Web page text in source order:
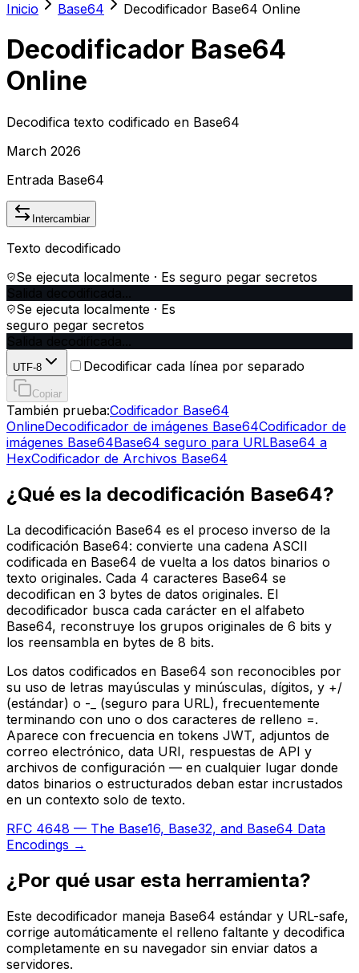
Inicio Base64 Decodificador Base64 Online
Decodificador Base64
Online
Decodifica texto codificado en Base64
March 2026
Entrada Base64
Intercambiar
Texto decodificado
Se ejecuta localmente · Es seguro pegar secretos
Se ejecuta localmente · Es
seguro pegar secretos
UTF-8 Decodificar cada línea por separado
Copiar
También prueba:Codificador Base64
OnlineDecodificador de imágenes Base64Codificador de
imágenes Base64Base64 seguro para URLBase64 a
HexCodificador de Archivos Base64
¿Qué es la decodificación Base64?
La decodificación Base64 es el proceso inverso de la
codificación Base64: convierte una cadena ASCII
codificada en Base64 de vuelta a los datos binarios o
texto originales. Cada 4 caracteres Base64 se
decodifican en 3 bytes de datos originales. El
decodificador busca cada carácter en el alfabeto
Base64, reconstruye los grupos originales de 6 bits y
los reensambla en bytes de 8 bits.
Los datos codificados en Base64 son reconocibles por
su uso de letras mayúsculas y minúsculas, dígitos, y +/
(estándar) o -_ (seguro para URL), frecuentemente
terminando con uno o dos caracteres de relleno =.
Aparece con frecuencia en tokens JWT, adjuntos de
correo electrónico, data URI, respuestas de API y
archivos de configuración — en cualquier lugar donde
datos binarios o estructurados deban estar incrustados
en un contexto solo de texto.
RFC 4648 — The Base16, Base32, and Base64 Data
Encodings →
¿Por qué usar esta herramienta?
Este decodificador maneja Base64 estándar y URL-safe,
corrige automáticamente el relleno faltante y decodifica
completamente en su navegador sin enviar datos a
servidores.